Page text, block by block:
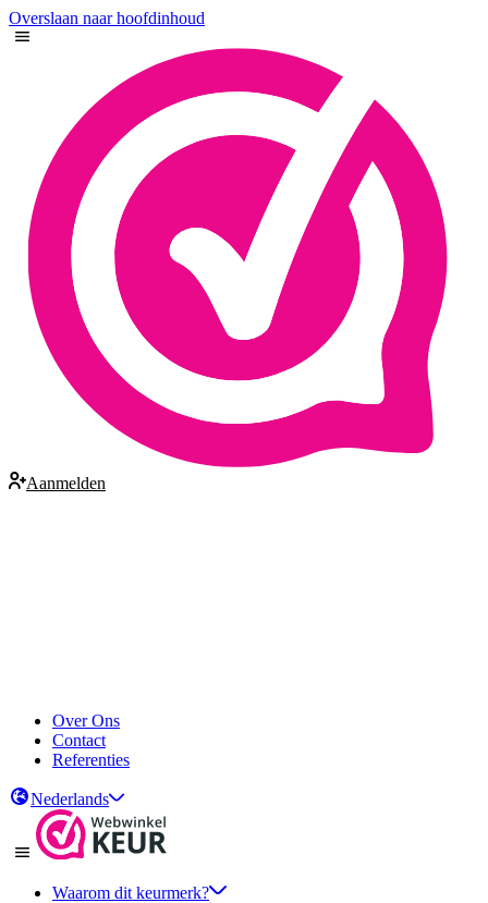
Overslaan naar hoofdinhoud
Aanmelden
Over Ons
Contact
Referenties
Nederlands
Waarom dit keurmerk?